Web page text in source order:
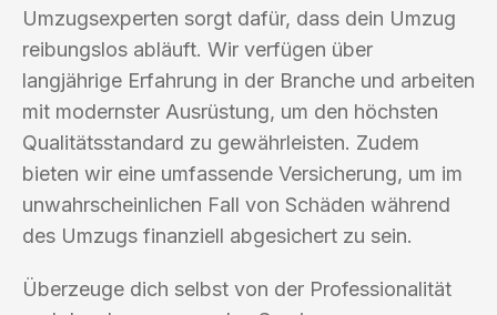
Umzugsexperten sorgt dafür, dass dein Umzug
reibungslos abläuft. Wir verfügen über
langjährige Erfahrung in der Branche und arbeiten
mit modernster Ausrüstung, um den höchsten
Qualitätsstandard zu gewährleisten. Zudem
bieten wir eine umfassende Versicherung, um im
unwahrscheinlichen Fall von Schäden während
des Umzugs finanziell abgesichert zu sein.
Überzeuge dich selbst von der Professionalität